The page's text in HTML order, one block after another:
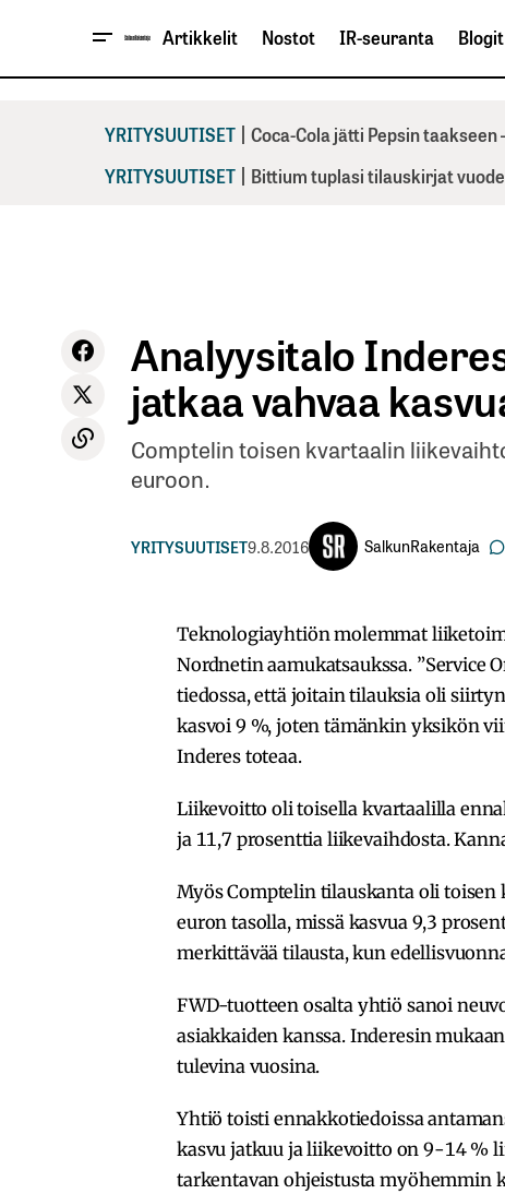
Artikkelit Nostot IR-seuranta Blogit
YRITYSUUTISET | Coca-Cola jätti Pepsin
YRITYSUUTISET | Bittium tuplasi tilauskirjat
Analyysitalo
jatkaa vahvaa
Comptelin toisen kvartaalin
euroon.
YRITYSUUTISET9.8.2016 SalkunRakentaja
Teknologiayhtiön molemmat
Nordnetin aamukatsaukssa. ”Service
tiedossa, että joitain tilauksia oli
kasvoi 9 %, joten tämänkin yksikön
Inderes toteaa.
Liikevoitto oli toisella kvartaalilla
ja 11,7 prosenttia liikevaihdosta.
Myös Comptelin tilauskanta oli
euron tasolla, missä kasvua 9,3
merkittävää tilausta, kun
FWD-tuotteen osalta yhtiö sanoi
asiakkaiden kanssa. Inderesin
tulevina vuosina.
Yhtiö toisti ennakkotiedoissa
kasvu jatkuu ja liikevoitto on 9-14 %
tarkentavan ohjeistusta myöhemmin